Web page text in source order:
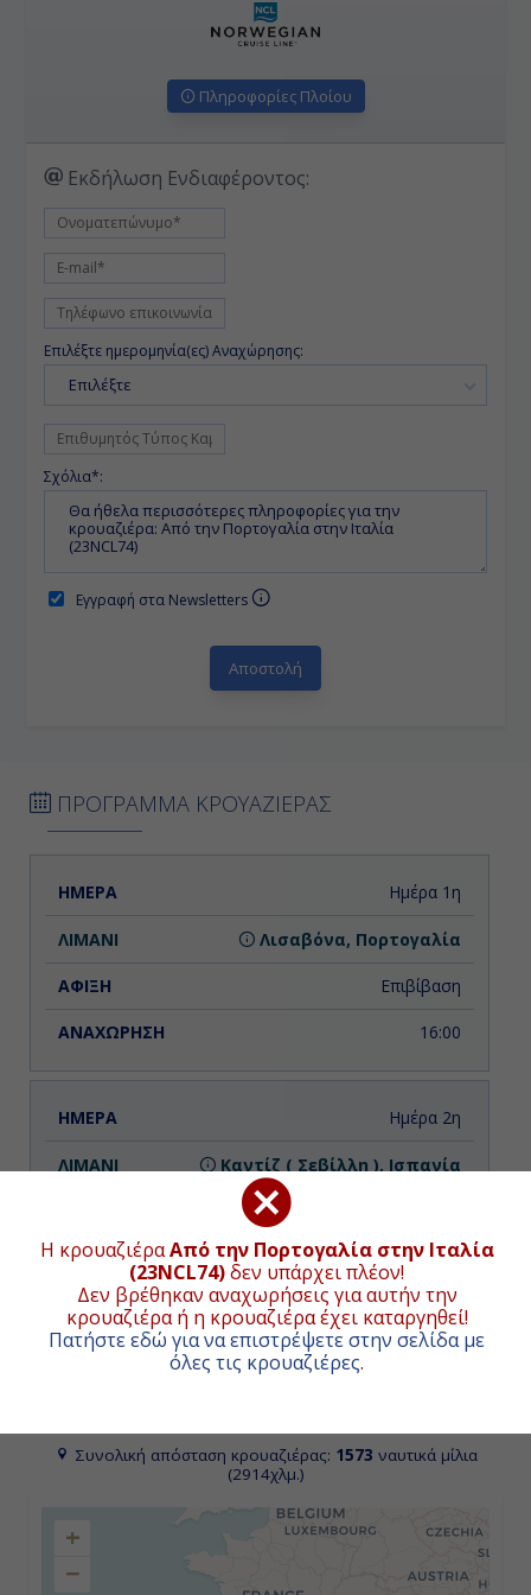
Η κρουαζιέραΑπό την Πορτογαλία στην Ιταλία
(23NCL74)δεν υπάρχει πλέον!
Δεν βρέθηκαν αναχωρήσεις για αυτήν την
κρουαζιέρα ή η κρουαζιέρα έχει καταργηθεί!
Πατήστε εδώ για να επιστρέψετε στην σελίδα με
όλες τις κρουαζιέρες.
Πληροφορίες Πλοίου
Εκδήλωση Ενδιαφέροντος:
Επιλέξτε ημερομηνία(ες) Αναχώρησης:
Επιλέξτε
Σχόλια*:
Εγγραφή στα Newsletters
ΠΡΟΓΡΑΜΜΑ ΚΡΟΥΑΖΙΕΡΑΣ
ΗΜΕΡΑ ΑΝΑΧΩΡΗΣΗ
Ημέρα 1η
Λισαβόνα, Πορτογαλία
Επιβίβαση
16:00
Ημέρα 2η
Καντίζ ( Σεβίλλη ), Ισπανία
21:00
Ημέρα 3η
08:00
Ημέρα 4η
Συνολική απόσταση κρουαζιέρας: 1573 ναυτικά μίλια
(2914χλμ.)
+
−